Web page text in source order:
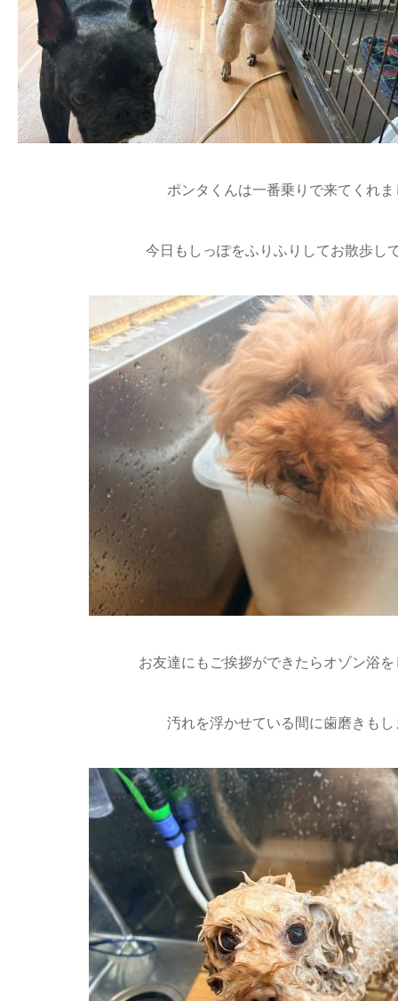
ポンタくんは一番乗りで来てくれ
今日もしっぽをふりふりしてお散歩し
お友達にもご挨拶ができたらオゾン浴
汚れを浮かせている間に歯磨きも